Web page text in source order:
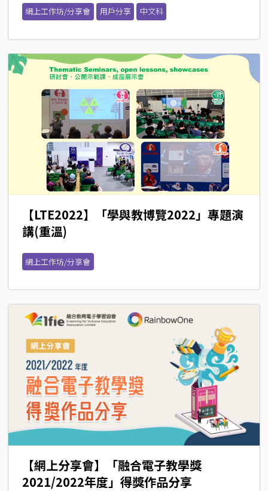
網上工作坊/分享會 用戶分享 中文科
【LTE2022】「學與教博覽2022」專題演
講(重溫)
網上工作坊/分享會
【網上分享會】「融合電子教學獎
2021/2022年度」得獎作品分享